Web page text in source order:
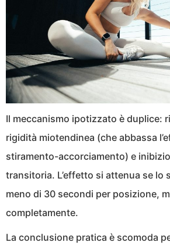
Il meccanismo ipotizzato è duplice:
rigidità miotendinea (che abbassa
stiramento-accorciamento) e
transitoria. L’effetto si attenua se lo
meno di 30 secondi per posizione,
completamente.
La conclusione pratica è scomoda